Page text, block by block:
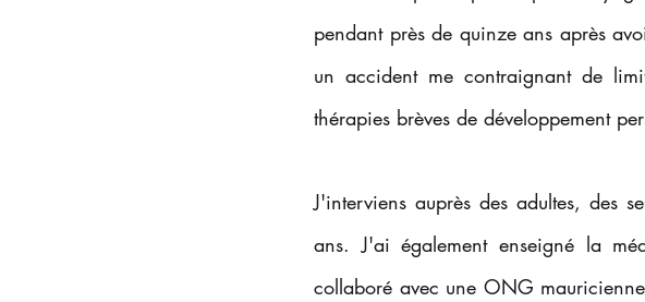
pendant près de quinze ans après
un accident me contraignant de
thérapies brèves de développement
J'interviens auprès des adultes, des
ans. J'ai également enseigné la
collaboré avec une ONG